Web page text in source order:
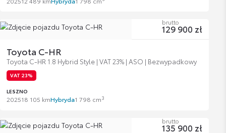
Toyota C-HR
Toyota C-HR 1.8 Hybrid Style | VAT 23% | ASO | Bezwypadkowy
VAT 23%
LESZNO
202518 105 kmHybryda1 798 cm3
brutto
129 900 zł
brutto
135 900 zł